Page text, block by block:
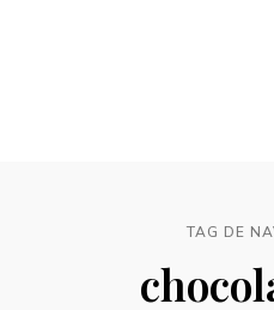
TAG DE